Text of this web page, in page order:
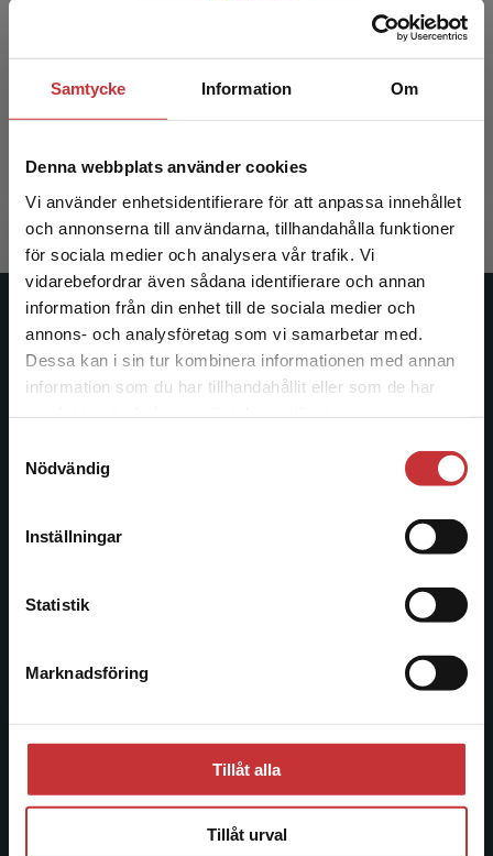
Samtycke Information Om
Denna webbplats använder cookies
Vi använder enhetsidentifierare för att anpassa innehållet
och annonserna till användarna, tillhandahålla funktioner
för sociala medier och analysera vår trafik. Vi
vidarebefordrar även sådana identifierare och annan
information från din enhet till de sociala medier och
annons- och analysföretag som vi samarbetar med.
Dessa kan i sin tur kombinera informationen med annan
information som du har tillhandahållit eller som de har
Nödvändig
Inställningar
Statistik
Marknadsföring
Tillåt alla
Tillåt urval
Begränsad fraktregion
Det verkar som att du besöker
studentlitteratur.se via en enhet utanför Sverige.
Vi erbjuder inte leveranser utanför Sverige. För
att kunna slutföra ett köp måste
Samtyckesdynamiker
356 krinkl. moms
Exkl. moms: 336 kr
Studentlitteratur
Studentlitteratur grundades 1963 och är idag Sveriges
informationstjänster i utbudet, finns Studentlitteratur med
längs hela kunskapsresan.
Kontakta oss
Kontakta oss
Postadress:
Besöksadress:
Åkergränden 1